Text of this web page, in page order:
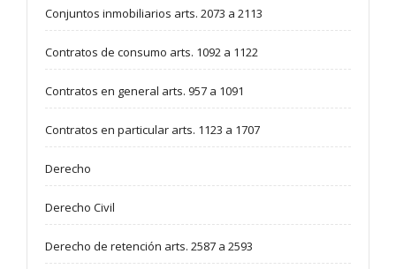
Conjuntos inmobiliarios arts. 2073 a 2113
Contratos de consumo arts. 1092 a 1122
Contratos en general arts. 957 a 1091
Contratos en particular arts. 1123 a 1707
Derecho
Derecho Civil
Derecho de retención arts. 2587 a 2593